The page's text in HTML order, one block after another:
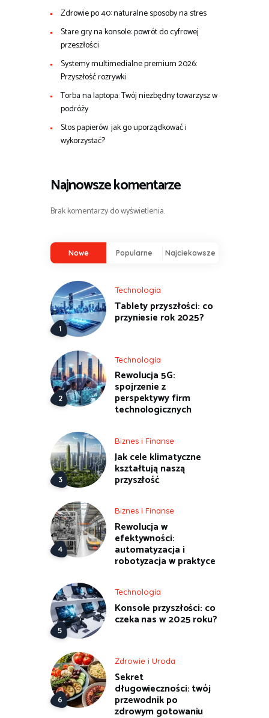
Zdrowie po 40: naturalne sposoby na stres
Stare gry na konsole: powrót do cyfrowej
przeszłości
Systemy multimedialne premium 2026:
Przyszłość rozrywki
Torba na laptopa: Twój niezbędny towarzysz w
podróży
Stos papierów: jak go uporządkować i
wykorzystać?
Najnowsze komentarze
Brak komentarzy do wyświetlenia.
Nowe Popularne Najciekawsze
Technologia
Tablety przyszłości: co
przyniesie rok 2025?
Technologia
Rewolucja 5G:
spojrzenie z
perspektywy firm
technologicznych
Biznes i Finanse
Jak cele klimatyczne
kształtują naszą
przyszłość
Biznes i Finanse
Rewolucja w
efektywności:
automatyzacja i
robotyzacja w praktyce
Technologia
Konsole przyszłości: co
czeka nas w 2025 roku?
Zdrowie i Uroda
Sekret
długowieczności: twój
przewodnik po
zdrowym gotowaniu